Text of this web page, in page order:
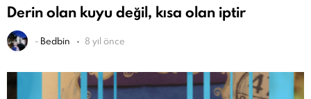
Derin olan kuyu değil, kısa olan iptir
- Bedbin 8 yıl önce